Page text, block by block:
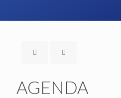
AGENDA